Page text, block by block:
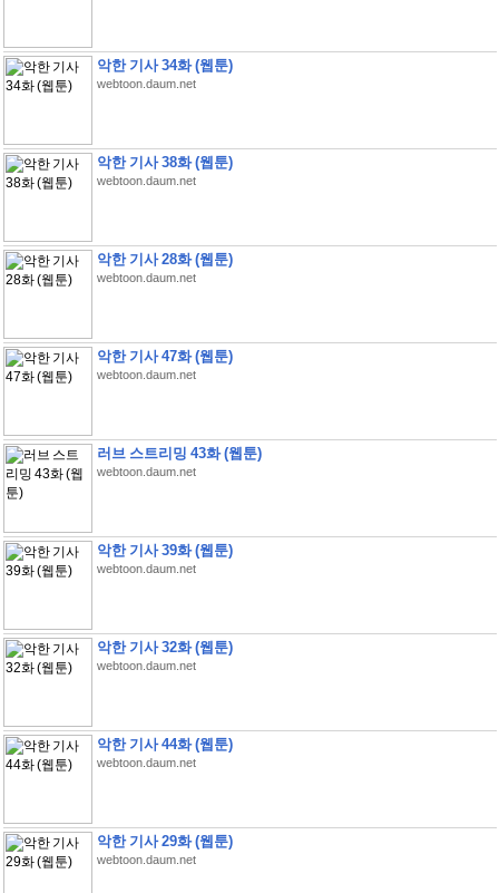
악한 기사 34화 (웹툰)
webtoon.daum.net
악한 기사 38화 (웹툰)
webtoon.daum.net
악한 기사 28화 (웹툰)
webtoon.daum.net
악한 기사 47화 (웹툰)
webtoon.daum.net
러브 스트리밍 43화 (웹툰)
webtoon.daum.net
악한 기사 39화 (웹툰)
webtoon.daum.net
악한 기사 32화 (웹툰)
webtoon.daum.net
악한 기사 44화 (웹툰)
webtoon.daum.net
악한 기사 29화 (웹툰)
webtoon.daum.net